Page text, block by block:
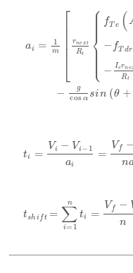
ai = 1
m
⎡
⎢⎢⎢⎢⎢
rnext
Rt
⎧
⎩
⎨
⎪
⎪
⎪⎪
⎪⎪⎪
fTe (
− fTdr
− Ierne
Rt
− g
cos α sin (θ +
mr e xtR A P
ti =
Vi − Vi− 1
ai
=
V f −
n
ti=Vi-Vi-1 ai=Vf-
tsh i ft = ∑
i= 1
n
ti =
V f −
n
tshif =∑ i= 1n ti=Vf-